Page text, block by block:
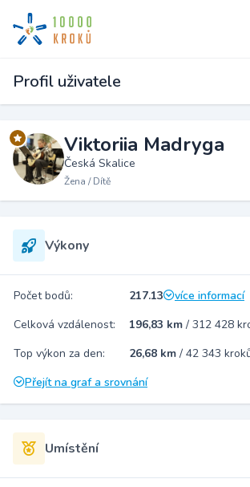
Profil uživatele
Viktoriia Madryga
Česká Skalice
Žena / Dítě
Výkony
Počet bodů: 217.13
více informací
Celková vzdálenost:
196,83 km / 312 428
Top výkon za den:
26,68 km / 42 343
Přejít na graf a srovnání
Umístění